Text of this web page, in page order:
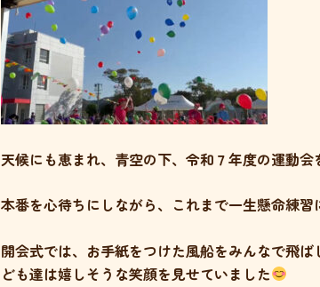
天候にも恵まれ、青空の下、令和７年度の運動
本番を心待ちにしながら、これまで一生懸命練
開会式では、お手紙をつけた風船をみんなで飛ば
ども達は嬉しそうな笑顔を見せていました